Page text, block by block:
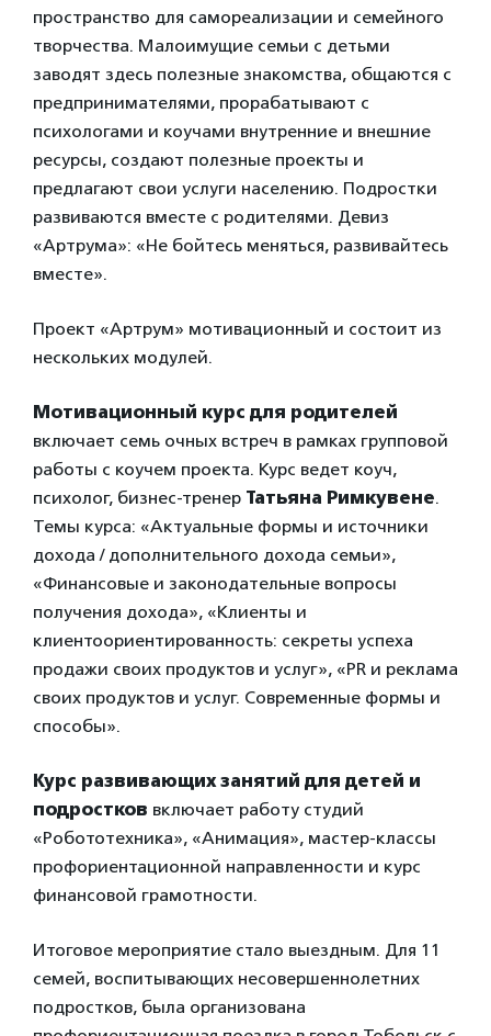
пространство для самореализации и семейного
творчества. Малоимущие семьи с детьми
заводят здесь полезные знакомства, общаются с
предпринимателями, прорабатывают с
психологами и коучами внутренние и внешние
ресурсы, создают полезные проекты и
предлагают свои услуги населению. Подростки
развиваются вместе с родителями. Девиз
«Артрума»: «Не бойтесь меняться, развивайтесь
вместе».
Проект «Артрум» мотивационный и состоит из
нескольких модулей.
Мотивационный курс для родителей
включает семь очных встреч в рамках групповой
работы с коучем проекта. Курс ведет коуч,
психолог, бизнес-тренер Татьяна Римкувене.
Темы курса: «Актуальные формы и источники
дохода / дополнительного дохода семьи»,
«Финансовые и законодательные вопросы
получения дохода», «Клиенты и
клиентоориентированность: секреты успеха
продажи своих продуктов и услуг», «PR и реклама
своих продуктов и услуг. Современные формы и
способы».
Курс развивающих занятий для детей и
подростков включает работу студий
«Робототехника», «Анимация», мастер-классы
профориентационной направленности и курс
финансовой грамотности.
Итоговое мероприятие стало выездным. Для 11
семей, воспитывающих несовершеннолетних
подростков, была организована